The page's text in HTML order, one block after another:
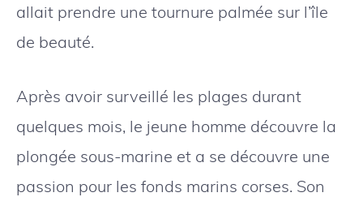
allait prendre une tournure palmée sur l’île
de beauté.
Après avoir surveillé les plages durant
quelques mois, le jeune homme découvre la
plongée sous-marine et a se découvre une
passion pour les fonds marins corses. Son